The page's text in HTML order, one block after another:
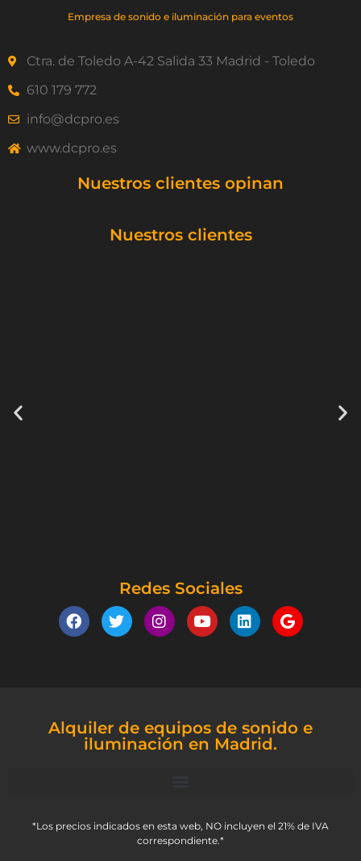
Empresa de sonido e iluminación para eventos
Ctra. de Toledo A-42 Salida 33 Madrid - Toledo
610 179 772
info@dcpro.es
www.dcpro.es
Nuestros clientes opinan
Nuestros clientes
Redes Sociales
Alquiler de equipos de sonido e
iluminación en Madrid.
*Los precios indicados en esta web, NO incluyen el 21% de IVA
correspondiente.*